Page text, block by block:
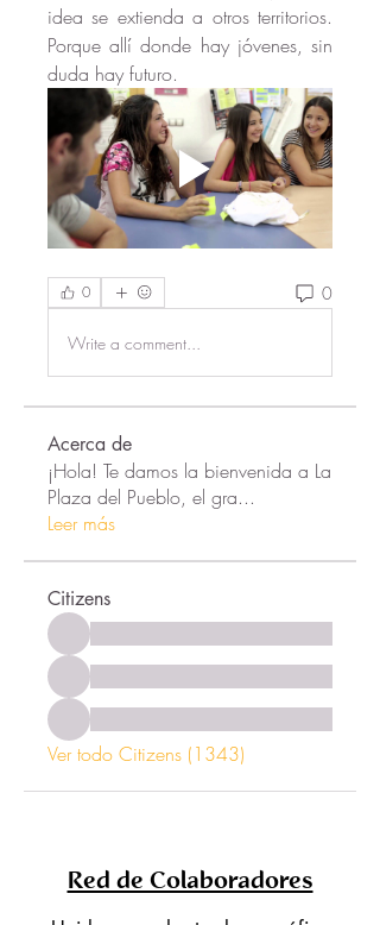
idea se extienda a otros territorios.
Porque allí donde hay jóvenes, sin
duda hay futuro.
0 0
Write a comment...
Acerca de
¡Hola! Te damos la bienvenida a La
Plaza del Pueblo, el gra...
Leer más
Citizens
Ver todo Citizens (1343)
Red de Colaboradores